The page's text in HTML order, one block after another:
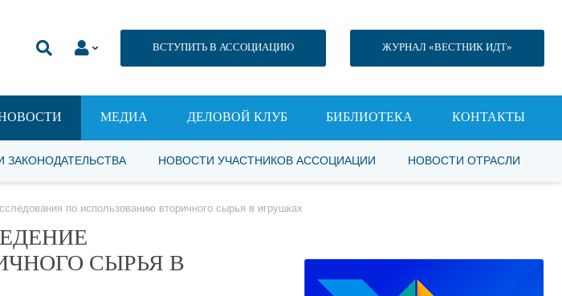
ВСТУПИТЬ В АССОЦИАЦИЮ ЖУРНАЛ «ВЕСТНИК ИДТ»
МЕДИА ДЕЛОВОЙ КЛУБ БИБЛИОТЕКА КОНТАКТЫ
ЗАКОНОДАТЕЛЬСТВА НОВОСТИ УЧАСТНИКОВ АССОЦИАЦИИ НОВОСТИ ОТРАСЛИ
по использованию вторичного сырья в игрушках
СЫРЬЯ В